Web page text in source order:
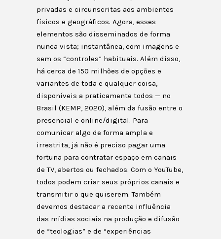
privadas e circunscritas aos ambientes
físicos e geográficos. Agora, esses
elementos são disseminados de forma
nunca vista; instantânea, com imagens e
sem os “controles” habituais. Além disso,
há cerca de 150 milhões de opções e
variantes de toda e qualquer coisa,
disponíveis a praticamente todos — no
Brasil (KEMP, 2020), além da fusão entre o
presencial e online/digital. Para
comunicar algo de forma ampla e
irrestrita, já não é preciso pagar uma
fortuna para contratar espaço em canais
de TV, abertos ou fechados. Com o YouTube,
todos podem criar seus próprios canais e
transmitir o que quiserem. Também
devemos destacar a recente influência
das mídias sociais na produção e difusão
de “teologias” e de “experiências